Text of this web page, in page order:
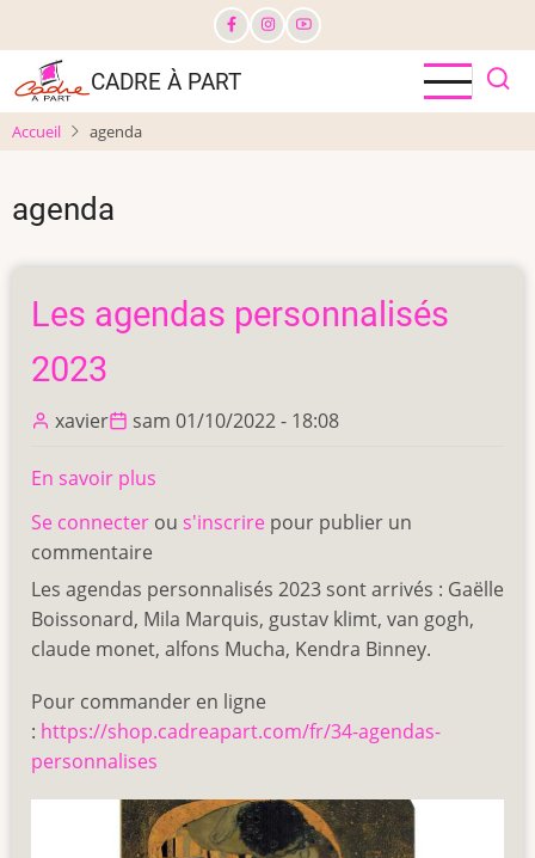
au
contenu
principal
CADRE À PART
Accueil agenda
agenda
Les agendas personnalisés
2023
xavier sam 01/10/2022 - 18:08
En savoir plus
agendas
2023
Se connecter ou s'inscrire pour publier un
commentaire
Les agendas personnalisés 2023 sont arrivés : Gaëlle
Boissonard, Mila Marquis, gustav klimt, van gogh,
claude monet, alfons Mucha, Kendra Binney.
Pour commander en ligne
: https://shop.cadreapart.com/fr/34-agendas-
personnalises